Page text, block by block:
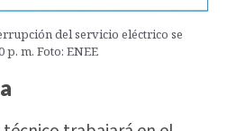
del servicio eléctrico se
p. m. Foto: ENEE